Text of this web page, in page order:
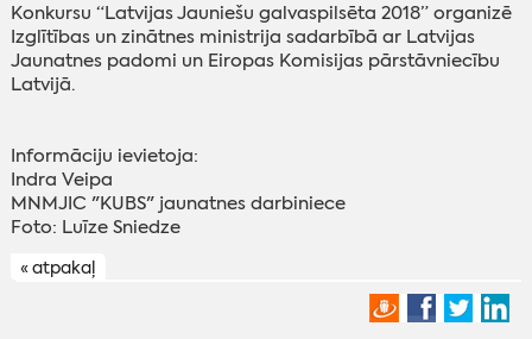
‌Konkursu “Latvijas Jauniešu galvaspilsēta 2018” organizē
Izglītības un zinātnes ministrija sadarbībā ar Latvijas
Jaunatnes padomi un Eiropas Komisijas pārstāvniecību
Latvijā.
‌Informāciju ievietoja:
‌Indra Veipa‌
‌MNMJIC "KUBS" jaunatnes darbiniece‌‌
‌Foto: Luīze Sniedze‌
« atpakaļ